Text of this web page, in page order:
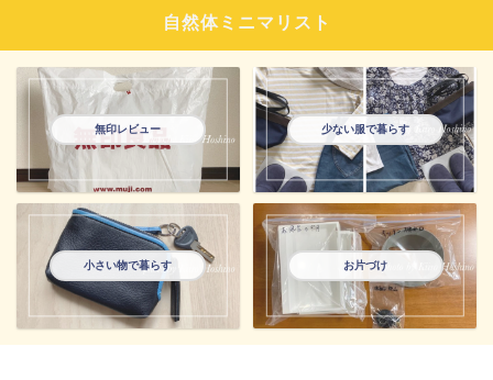
自然体ミニマリスト
無印レビュー 少ない服で暮らす
小さい物で暮らす お片づけ